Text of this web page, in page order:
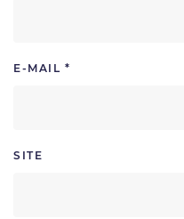
E-MAIL *
SITE